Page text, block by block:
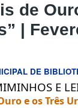
de
|
DE
E
e os Três